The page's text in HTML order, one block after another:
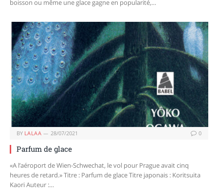
boisson ou même une glace gagne en popularité,…
BY LALAA 28/07/2021 0
Parfum de glace
«A l’aéroport de Wien-Schwechat, le vol pour Prague avait cinq
heures de retard.» Titre : Parfum de glace Titre japonais : Koritsuita
Kaori Auteur :…